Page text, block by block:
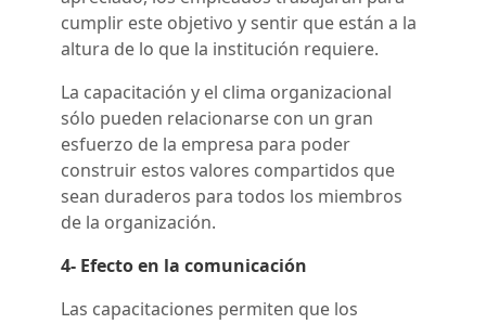
cumplir este objetivo y sentir que están a la
altura de lo que la institución requiere.
La capacitación y el clima organizacional
sólo pueden relacionarse con un gran
esfuerzo de la empresa para poder
construir estos valores compartidos que
sean duraderos para todos los miembros
de la organización.
4- Efecto en la comunicación
Las capacitaciones permiten que los